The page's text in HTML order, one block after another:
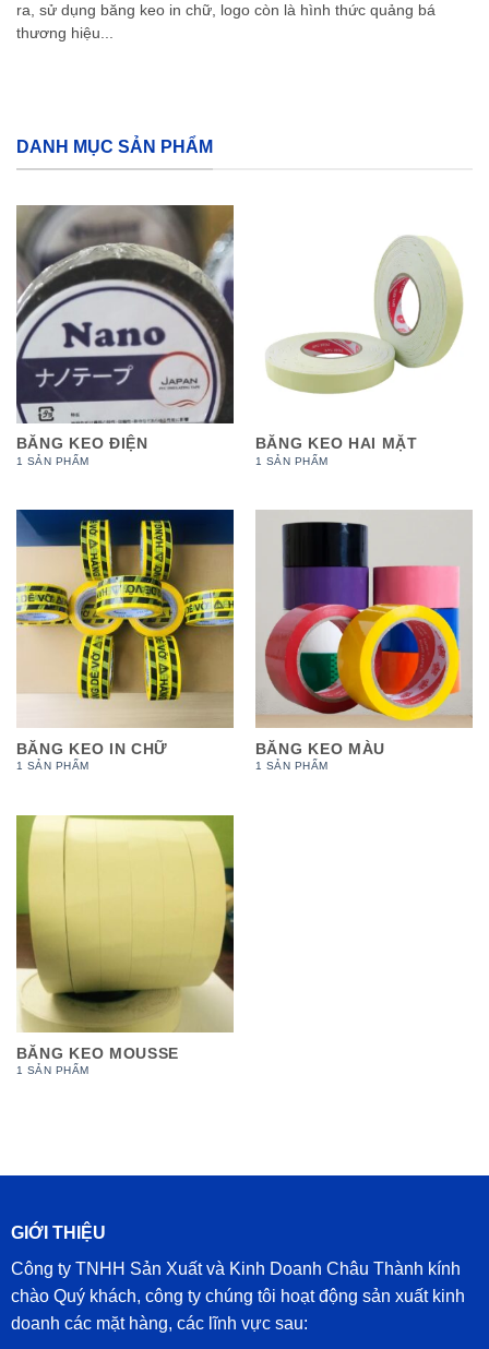
ra, sử dụng băng keo in chữ, logo còn là hình thức quảng bá
thương hiệu...
DANH MỤC SẢN PHẨM
BĂNG KEO ĐIỆN
1 SẢN PHẨM
BĂNG KEO HAI MẶT
1 SẢN PHẨM
BĂNG KEO IN CHỮ
1 SẢN PHẨM
BĂNG KEO MÀU
1 SẢN PHẨM
BĂNG KEO MOUSSE
1 SẢN PHẨM
GIỚI THIỆU
Công ty TNHH Sản Xuất và Kinh Doanh Châu Thành kính
chào Quý khách, công ty chúng tôi hoạt động sản xuất kinh
doanh các mặt hàng, các lĩnh vực sau: